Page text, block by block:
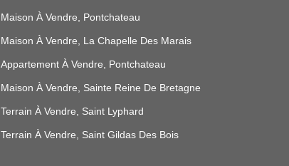
Maison À Vendre, Pontchateau
Maison À Vendre, La Chapelle Des Marais
Appartement À Vendre, Pontchateau
Maison À Vendre, Sainte Reine De Bretagne
Terrain À Vendre, Saint Lyphard
Terrain À Vendre, Saint Gildas Des Bois